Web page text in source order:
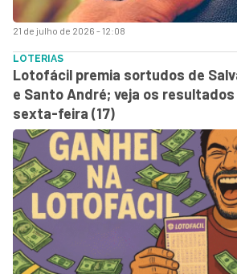
21 de julho de 2026 - 12:08
LOTERIAS
Lotofácil premia sortudos de
e Santo André; veja os
sexta-feira (17)